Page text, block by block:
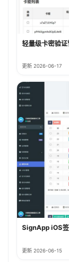
轻量级卡密验
更新 2026-06-17
SignApp iOS
更新 2026-06-15